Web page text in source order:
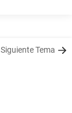
Siguiente Tema